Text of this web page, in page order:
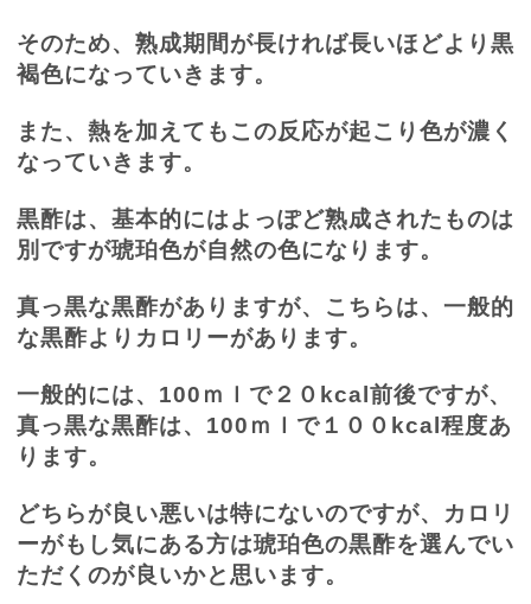
そのため、熟成期間が長ければ長いほどより黒
褐色になっていきます。
また、熱を加えてもこの反応が起こり色が濃く
なっていきます。
黒酢は、基本的にはよっぽど熟成されたものは
別ですが琥珀色が自然の色になります。
真っ黒な黒酢がありますが、こちらは、一般的
な黒酢よりカロリーがあります。
一般的には、 100 ｍｌで２０ kcal前後ですが、
真っ黒な黒酢は、 100 ｍｌで１００ kcal程度あ
ります。
どちらが良い悪いは特にないのですが、カロリ
ーがもし気にある方は琥珀色の黒酢を選んでい
ただくのが良いかと思います。